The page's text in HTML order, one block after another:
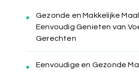
Gezonde en Makkelijke
Eenvoudig Genieten van
Gerechten
Eenvoudige en Gezonde